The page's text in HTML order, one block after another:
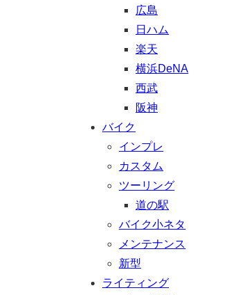
広島
日ハム
楽天
横浜DeNA
西武
阪神
バイク
インプレ
カスタム
ツーリング
道の駅
バイク小ネタ
メンテナンス
新型
ライティング